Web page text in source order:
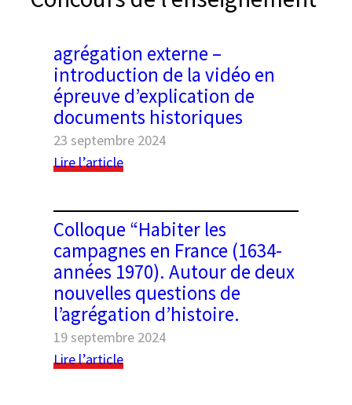
white background
agrégation externe –
introduction de la vidéo en
épreuve d’explication de
documents historiques
23 septembre 2024
Lire l’article:
–
introduction
de
la
vidéo
en
épreuve
de
Colloque “Habiter les
campagnes en France (1634-
années 1970). Autour de deux
nouvelles questions de
l’agrégation d’histoire.
19 septembre 2024
Lire l’article: